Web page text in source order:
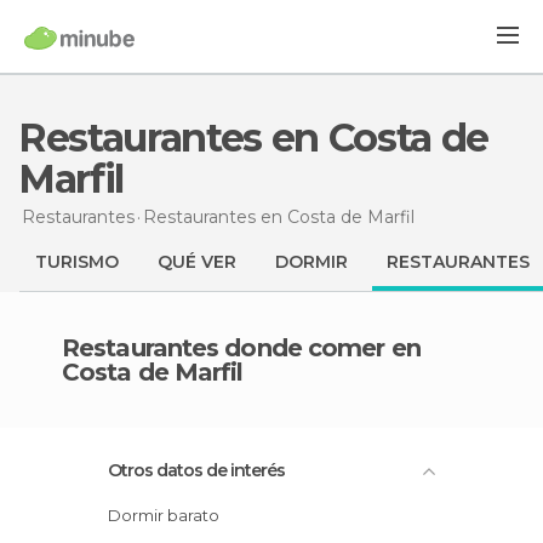
Restaurantes en Costa de
Marfil
Restaurantes Restaurantes en Costa de Marfil
TURISMO QUÉ VER DORMIR RESTAURANTES
Restaurantes donde comer en
Costa de Marfil
Otros datos de interés
Dormir barato